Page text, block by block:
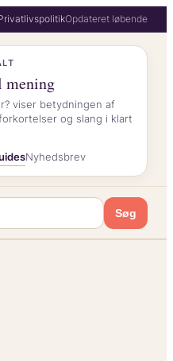
Opdateret løbende
mening
viser betydningen af
og slang i klart
Nyhedsbrev
Søg